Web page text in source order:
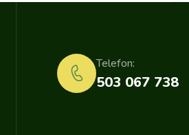
503 067 738
Telefon: